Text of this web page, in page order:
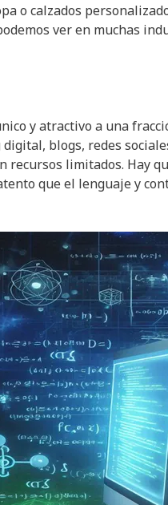
o calzados
ver en muchas
y atractivo a una
blogs, redes
limitados. Hay
que el lenguaje y